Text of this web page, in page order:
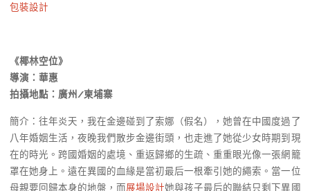
包裝設計
《椰林空位》
導演：華惠
拍攝地點：廣州/柬埔寨
簡介：往年炎天，我在金邊碰到了索娜（假名），她曾在中國度過了
⼋年婚姻⽣活，夜晚我們散步金邊街頭，也走進了她從少⼥時期到現
在的時光。跨國婚姻的處境、重返歸鄉的生疏、重重眼光像一張網籠
罩在她⾝上。遠在異國的血緣是當初最后一根牽引她的繩索。當一位
母親要回歸本身的地盤，而展場設計她與孩子最后的聯結只剩下異國